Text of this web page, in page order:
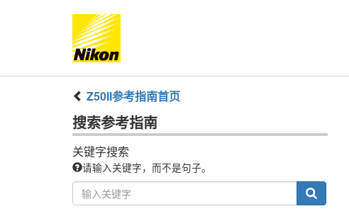
Z50II参考指南首页
搜索参考指南
关键字搜索
请输入关键字，而不是句子。